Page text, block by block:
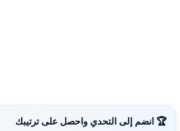
🏆 انضم إلى التحدي واحصل على ترتيبك